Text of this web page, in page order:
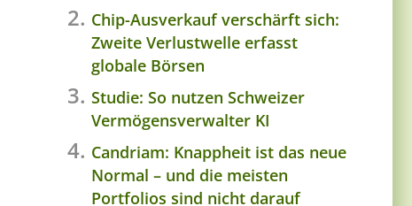
Chip-Ausverkauf verschärft sich:
Zweite Verlustwelle erfasst
globale Börsen
Studie: So nutzen Schweizer
Vermögensverwalter KI
Candriam: Knappheit ist das neue
Normal – und die meisten
Portfolios sind nicht darauf